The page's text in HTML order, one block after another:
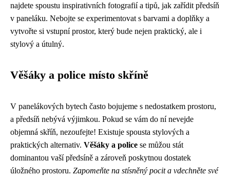
najdete spoustu inspirativních fotografií a tipů, jak zařídit předsíň
v paneláku. Nebojte se experimentovat s barvami a doplňky a
vytvořte si vstupní prostor, který bude nejen praktický, ale i
stylový a útulný.
Věšáky a police místo skříně
V panelákových bytech často bojujeme s nedostatkem prostoru,
a předsíň nebývá výjimkou. Pokud se vám do ní nevejde
objemná skříň, nezoufejte! Existuje spousta stylových a
praktických alternativ. Věšáky a police se můžou stát
dominantou vaší předsíně a zároveň poskytnou dostatek
úložného prostoru. Zapomeňte na stísněný pocit a vdechněte své